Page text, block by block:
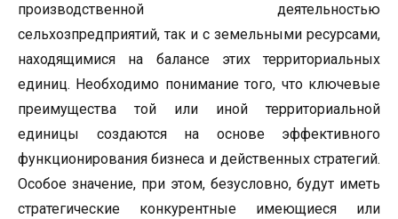
производственной деятельностью
сельхозпредприятий, так и с земельными ресурсами,
находящимися на балансе этих территориальных
единиц. Необходимо понимание того, что ключевые
преимущества той или иной территориальной
единицы создаются на основе эффективного
функционирования бизнеса и действенных стратегий.
Особое значение, при этом, безусловно, будут иметь
стратегические конкурентные имеющиеся или